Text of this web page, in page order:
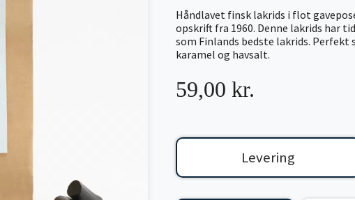
Håndlavet finsk lakrids i flot
opskrift fra 1960. Denne lakrids har
som Finlands bedste lakrids. Perfekt
karamel og havsalt.
59,00 kr.
Levering